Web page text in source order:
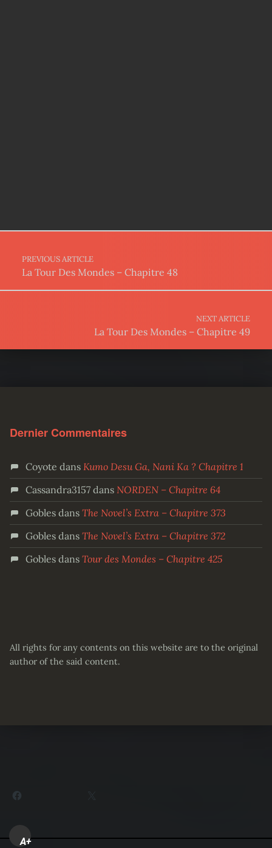
Post navigation
PREVIOUS ARTICLE
La Tour Des Mondes – Chapitre 48
NEXT ARTICLE
La Tour Des Mondes – Chapitre 49
Dernier Commentaires
Coyote dans Kumo Desu Ga, Nani Ka ? Chapitre 1
Cassandra3157dans NORDEN – Chapitre 64
Goblesdans The Novel’s Extra – Chapitre 373
Goblesdans The Novel’s Extra – Chapitre 372
Goblesdans Tour des Mondes – Chapitre 425
All rights for any contents on this website are to the original
author of the said content.
A+